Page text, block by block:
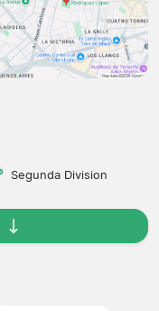
Segunda Division